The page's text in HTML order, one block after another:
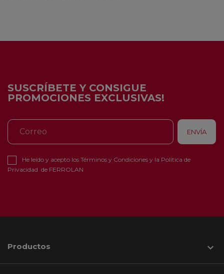
SUSCRÍBETE Y CONSIGUE
PROMOCIONES EXCLUSIVAS!
He leído y acepto los Términos y Condiciones y la Política de
Privacidad de FERROLAN
Productos 